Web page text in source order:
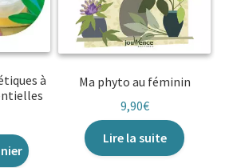
à
Ma phyto au féminin
9,90€
Lire la suite